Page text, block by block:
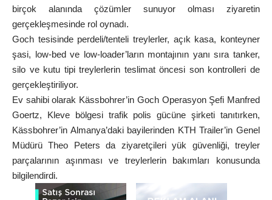
birçok alanında çözümler sunuyor olması ziyaretin
gerçekleşmesinde rol oynadı.
Goch tesisinde perdeli/tenteli treylerler, açık kasa, konteyner
şasi, low-bed ve low-loader’ların montajının yanı sıra tanker,
silo ve kutu tipi treylerlerin teslimat öncesi son kontrolleri de
gerçekleştiriliyor.
Ev sahibi olarak Kässbohrer’in Goch Operasyon Şefi Manfred
Goertz, Kleve bölgesi trafik polis gücüne şirketi tanıtırken,
Kässbohrer’in Almanya’daki bayilerinden KTH Trailer’in Genel
Müdürü Theo Peters da ziyaretçileri yük güvenliği, treyler
parçalarının aşınması ve treylerlerin bakımları konusunda
bilgilendirdi.